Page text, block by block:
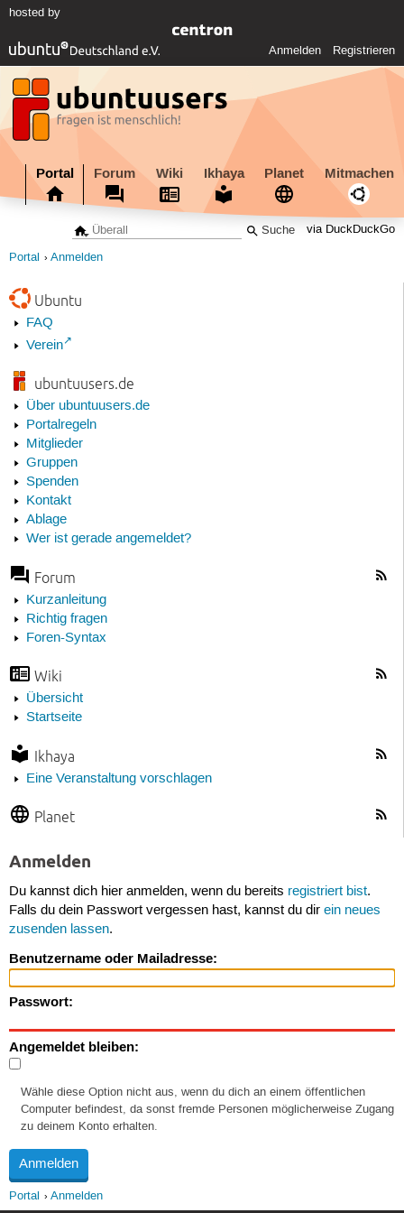
hosted by
Anmelden Registrieren
Portal Forum Wiki Ikhaya Planet Mitmachen
via DuckDuckGo
Portal Anmelden
Ubuntu
FAQ
Verein
ubuntuusers.de
Über ubuntuusers.de
Portalregeln
Mitglieder
Gruppen
Spenden
Kontakt
Ablage
Wer ist gerade angemeldet?
Forum
Kurzanleitung
Richtig fragen
Foren-Syntax
Wiki
Übersicht
Startseite
Ikhaya
Eine Veranstaltung vorschlagen
Planet
Anmelden
Du kannst dich hier anmelden, wenn du bereits registriert bist.
Falls du dein Passwort vergessen hast, kannst du dir ein neues
zusenden lassen.
Benutzername oder Mailadresse:
Passwort:
Angemeldet bleiben:
Wähle diese Option nicht aus, wenn du dich an einem öffentlichen
Computer befindest, da sonst fremde Personen möglicherweise Zugang
zu deinem Konto erhalten.
Portal Anmelden